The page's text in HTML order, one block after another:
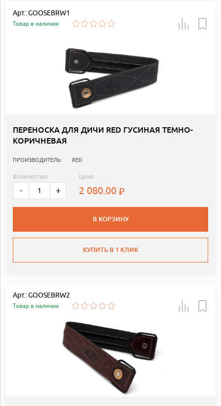
Арт.: GOOSEBRW1
Товар в наличии
ПЕРЕНОСКА ДЛЯ ДИЧИ RED ГУСИНАЯ ТЕМНО-
КОРИЧНЕВАЯ
ПРОИЗВОДИТЕЛЬ: RED
Количество:
- +
Цена:
2 080.00
В КОРЗИНУ
КУПИТЬ В 1 КЛИК
Арт.: GOOSEBRW2
Товар в наличии